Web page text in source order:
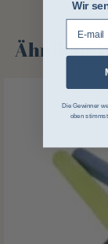
Ähnliche
Wir
Die Gewinner
oben